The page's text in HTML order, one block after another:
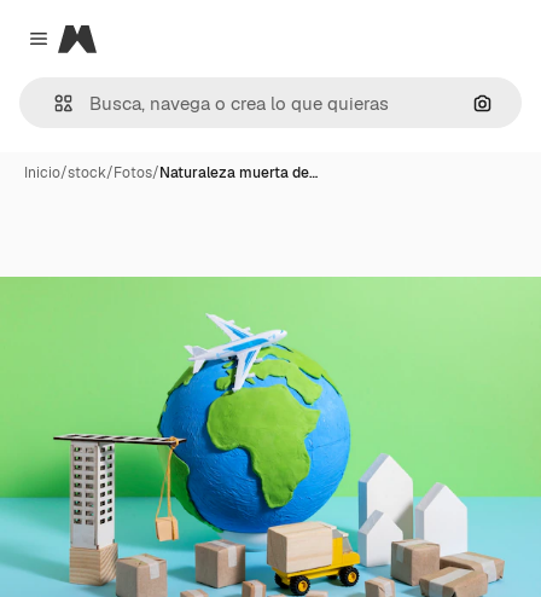
Close menu
Magnific
Inicio/stock/Fotos/Naturaleza muerta de…